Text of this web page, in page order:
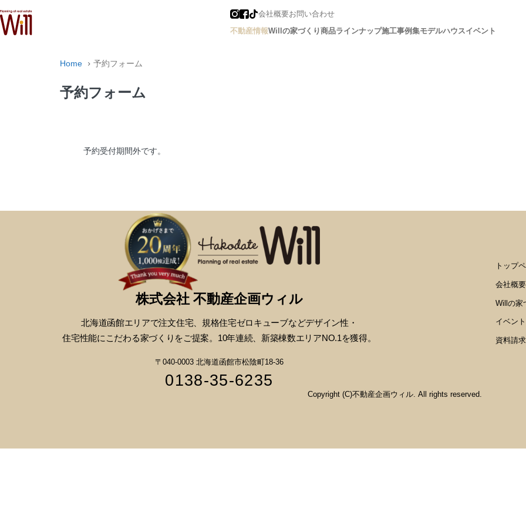
会社概要お問い合わせ
不動産情報Willの家づくり商品ラインナップ施工事例集モデルハウスイベント
Home 予約フォーム
予約フォーム
予約受付期間外です。
株式会社 不動産企画ウィル
北海道函館エリアで注文住宅、 規格住宅ゼロキューブなどデザイン性・
住宅性能にこだわる家づくりをご提案。10年連続、新築棟数エリアNO.1を獲得。
〒040-0003 北海道函館市松陰町18-36
0138-35-6235
トップ
会社概要
Willの家
イベン
資料請求
Copyright (C)不動産企画ウィル. All rights reserved.